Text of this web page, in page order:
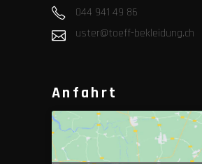
044 941 49 86
uster@toeff-bekleidung.ch
Anfahrt